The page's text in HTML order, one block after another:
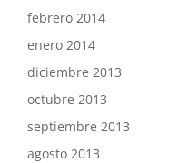
febrero 2014
enero 2014
diciembre 2013
octubre 2013
septiembre 2013
agosto 2013